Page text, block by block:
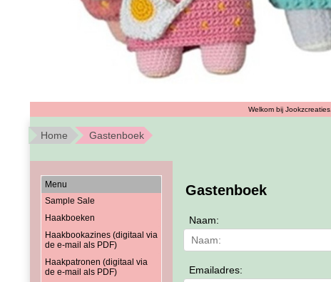
Welkom bij Jookzcreaties.
Home Gastenboek
Menu
Sample Sale
Haakboeken
Haakbookazines (digitaal via
de e-mail als PDF)
Haakpatronen (digitaal via
de e-mail als PDF)
Gastenboek
Naam:
Emailadres: